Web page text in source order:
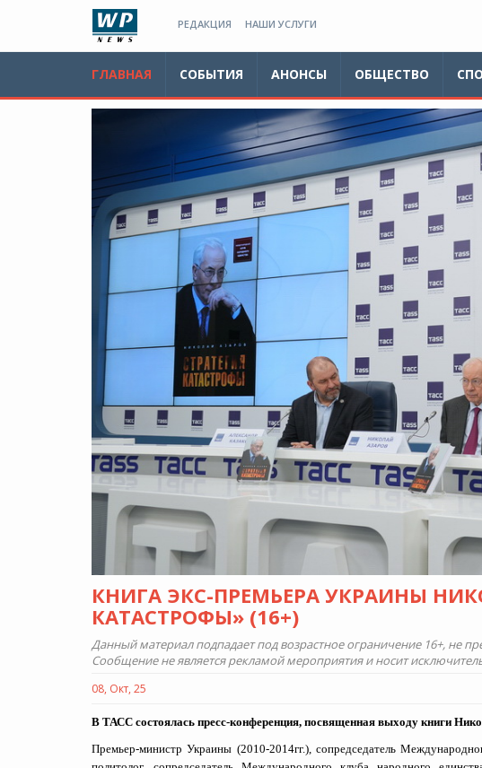
РЕДАКЦИЯ НАШИ УСЛУГИ
ГЛАВНАЯ СОБЫТИЯ АНОНСЫ ОБЩЕСТВО
КНИГА ЭКС-ПРЕМЬЕРА УКРАИНЫ
КАТАСТРОФЫ» (16+)
Данный материал подпадает под возрастное ограничение 16+, не
Сообщение не является рекламой мероприятия и носит
08, Окт, 25
В ТАСС состоялась пресс-конференция, посвященная выходу книги
Премьер-министр Украины (2010-2014гг.), сопредседатель